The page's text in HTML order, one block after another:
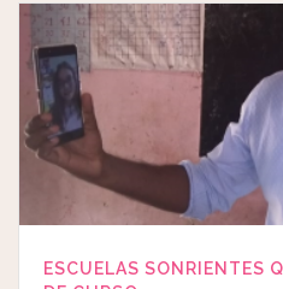
ESCUELAS SONRIENTES